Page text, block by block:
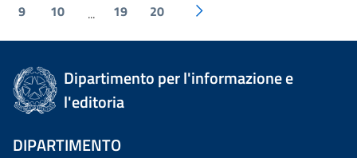
9 10 ... 19 20
Dipartimento per l'informazione e
l'editoria
DIPARTIMENTO